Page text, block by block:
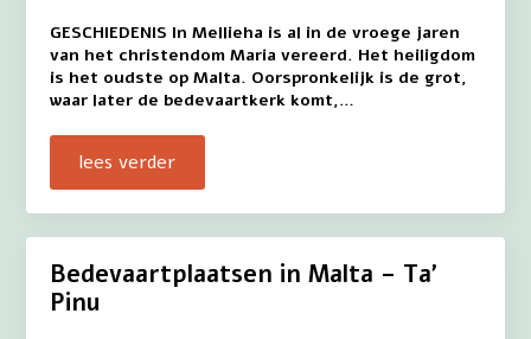
GESCHIEDENIS In Mellieha is al in de vroege jaren
van het christendom Maria vereerd. Het heiligdom
is het oudste op Malta. Oorspronkelijk is de grot,
waar later de bedevaartkerk komt,…
lees verder
Bedevaartplaatsen in Malta – Ta’
Pinu